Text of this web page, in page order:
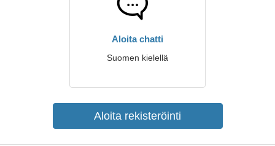
Aloita chatti
Suomen kielellä
Aloita rekisteröinti